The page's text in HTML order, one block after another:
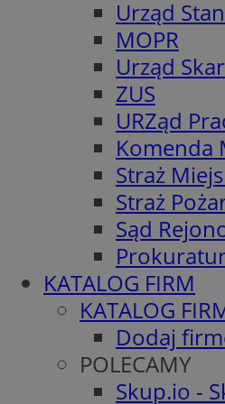
Urząd
MOPR
Urząd
ZUS
URZąd
Komenda
Straż
Straż
Sąd
KATALOG FIRM
KATALOG
Dodaj
POLECAMY
Skup.io -